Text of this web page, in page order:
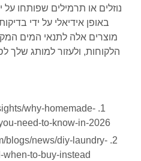
נוזלים או תרמילים שפותחו
באופן אידיאלי על ידי
מוצרים אלה לתנאי המים
הלקוחות, ולעזור למותג שלך
why-homemade-
need-to-know-in-2026/
blogs/news/diy-laundry-
to-buy-instead